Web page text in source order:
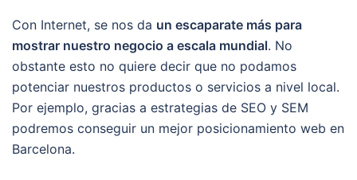
Con Internet, se nos da un escaparate más para
mostrar nuestro negocio a escala mundial. No
obstante esto no quiere decir que no podamos
potenciar nuestros productos o servicios a nivel local.
Por ejemplo, gracias a estrategias de SEO y SEM
podremos conseguir un mejor posicionamiento web en
Barcelona.